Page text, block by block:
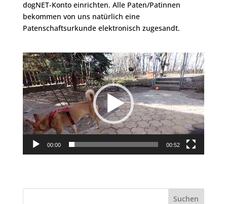
dogNET-Konto einrichten. Alle Paten/Patinnen
bekommen von uns natürlich eine
Patenschaftsurkunde elektronisch zugesandt.
Video-
Player
00:00 00:52